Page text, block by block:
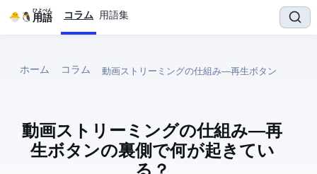
IT用語
ひよぺん コラム 用語集
ホーム コラム
動画ストリーミングの仕組み ― 再
生ボタンの裏側で何が起きてい